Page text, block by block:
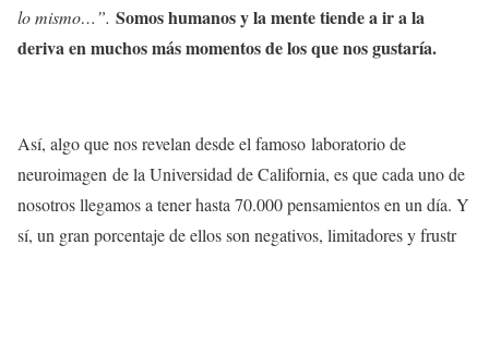
lo mismo…”. Somos humanos y la mente tiende a ir a la
deriva en muchos más momentos de los que nos gustaría.
Así, algo que nos revelan desde el famoso laboratorio de
neuroimagen de la Universidad de California, es que cada uno de
nosotros llegamos a tener hasta 70.000 pensamientos en un día. Y
sí, un gran porcentaje de ellos son negativos, limitadores y frustr